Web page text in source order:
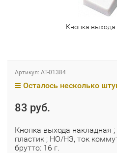
Кнопка выхода
Артикул: AT-01384
Осталось несколько
83 руб.
Кнопка выхода накладная
пластик ; НО/НЗ, ток
брутто: 16 г.